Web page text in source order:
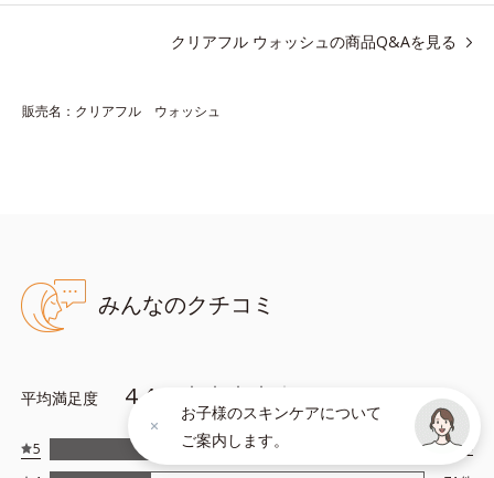
ビ肌を、みずみずしい清潔な垢抜け肌(*4)へと導きます。
*5 すべての方に皮膚刺激がおきないというわけではありません
アレルギーテスト済＝全ての方にアレルギーが起こらないということで
はありません。
クリアフル ウォッシュの商品Q&Aを見る
販売名：クリアフル ウォッシュ
みんなのクチコミ
平均満足度 4.44
5 161件
お子様のスキンケアについて
ご案内します。